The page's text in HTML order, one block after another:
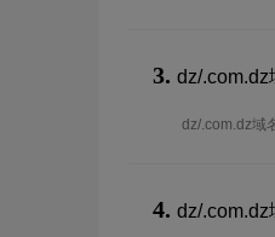
3. dz/.com.dz
dz/.com.dz域
4. dz/.com.dz